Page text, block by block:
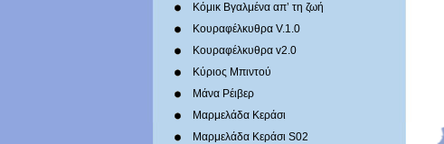
Κόμικ Βγαλμένα απ’ τη ζωή
Κουραφέλκυθρα V.1.0
Κουραφέλκυθρα v2.0
Κύριος Μπιντού
Μάνα Ρέιβερ
Μαρμελάδα Κεράσι
Μαρμελάδα Κεράσι S02